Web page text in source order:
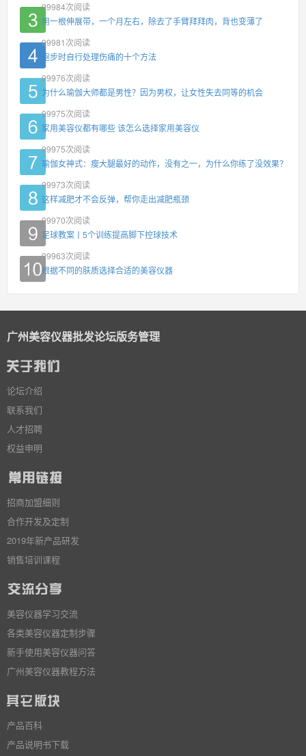
99984次阅读
用一根伸展带，一个月左右，除去了手臂拜拜肉，背也变薄了
99981 次阅读
跑步时自行处理伤痛的十个方法
99976次阅读
为什么瑜伽大师都是男性？因为男权，让女性失去同等的机会
99975次阅读
家用美容仪都有哪些 该怎么选择家用美容仪
99975次阅读
瑜伽女神式：瘦大腿最好的动作，没有之一，为什么你练了没效果？
99973次阅读
这样减肥才不会反弹，帮你走出减肥瓶颈
99970次阅读
足球教案丨5个训练提高脚下控球技术
99963次阅读
根据不同的肤质选择合适的美容仪器
广州美容仪器批发论坛版务管理
论坛介绍
联系我们
人才招聘
权益申明
招商加盟细则
合作开发及定制
2019年新产品研发
销售培训课程
美容仪器学习交流
各类美容仪器定制步骤
新手使用美容仪器问答
广州美容仪器教程方法
产品百科
产品说明书下载